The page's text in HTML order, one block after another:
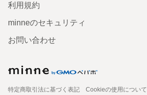
利用規約
minneのセキュリティ
お問い合わせ
特定商取引法に基づく表記
Cookieの使用について